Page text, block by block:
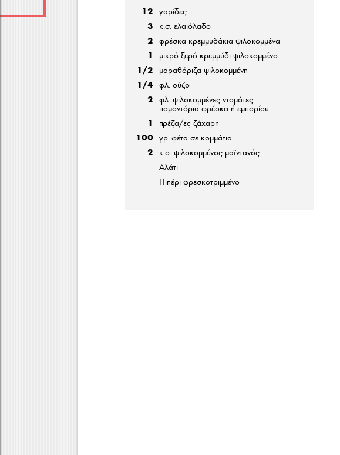
12
γαρίδες
3 κ.σ. ελαιόλαδο
2 φρέσκα κρεμμυδάκια ψιλοκομμένα
1 μικρό ξερό κρεμμύδι ψιλοκομμένο
1/2 μαραθόριζα ψιλοκομμένη
1/4 φλ. ούζο
2
φλ. ψιλοκομμένες ντομάτες
πομοντόρια φρέσκα ή εμπορίου
1 πρέζα/ες ζάχαρη
100 γρ. φέτα σε κομμάτια
2
κ.σ. ψιλοκομμένος μαϊντανός
Αλάτι
Πιπέρι φρεσκοτριμμένο